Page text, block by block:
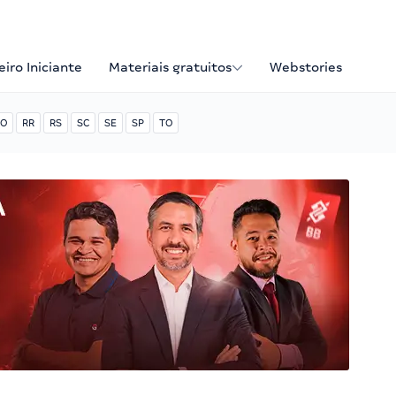
Iniciante Materiais gratuitos Webstories
RR RS SC SE SP TO